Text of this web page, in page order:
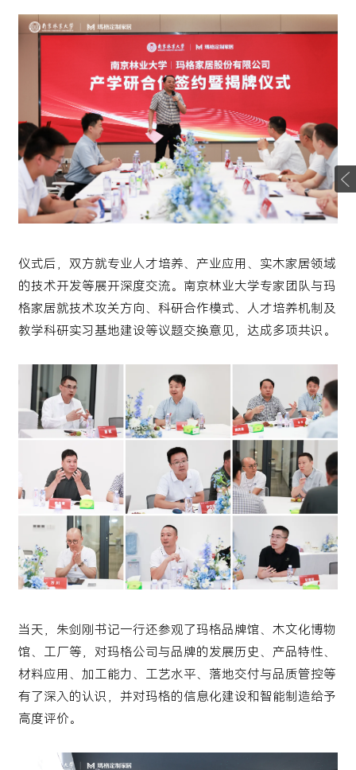
仪式后，双方就专业人才培养、产业应用、实木家居领域
的技术开发等展开深度交流。南京林业大学专家团队与玛
格家居就技术攻关方向、科研合作模式、人才培养机制及
教学科研实习基地建设等议题交换意见，达成多项共识。
当天，朱剑刚书记一行还参观了玛格品牌馆、木文化博物
馆、工厂等，对玛格公司与品牌的发展历史、产品特性、
材料应用、加工能力、工艺水平、落地交付与品质管控等
有了深入的认识，并对玛格的信息化建设和智能制造给予
高度评价。